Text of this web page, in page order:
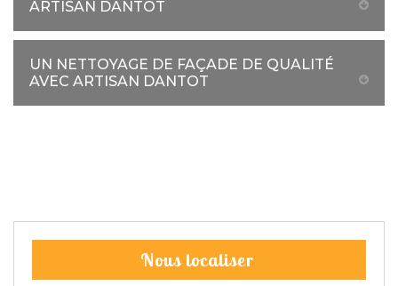
ARTISAN DANTOT
UN NETTOYAGE DE FAÇADE DE QUALITÉ
AVEC ARTISAN DANTOT
Nous localiser